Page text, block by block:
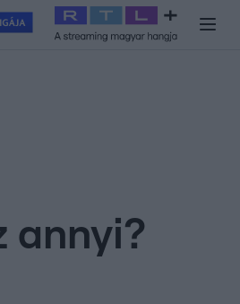
Celeb vagyok, ments ki innen
annyi?